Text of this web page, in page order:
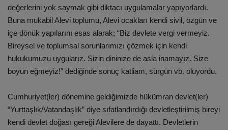
değerlerini yok saymak gibi diktacı uygulamalar yapıyorlardı.
Buna mukabil Alevi toplumu, Alevi ocakları kendi sivil, özgün ve
içe dönük yapılarını esas alarak; “Biz devlete vergi vermeyiz.
Bireysel ve toplumsal sorunlarımızı çözmek için kendi
hukukumuzu uygularız. Sizin dininize de asla inamayız. Size
boyun eğmeyiz!” dediğinde sonuç katliam, sürgün vb. oluyordu.
Cumhuriyet(ler) dönemine geldiğimizde hükümran devlet(ler)
“Yurttaşlık/Vatandaşlık” diye sıfatlandırdığı devletleştirilmiş bireyi
kendi devlet doğası gereği Alevilere de dayattı. Devletlerin